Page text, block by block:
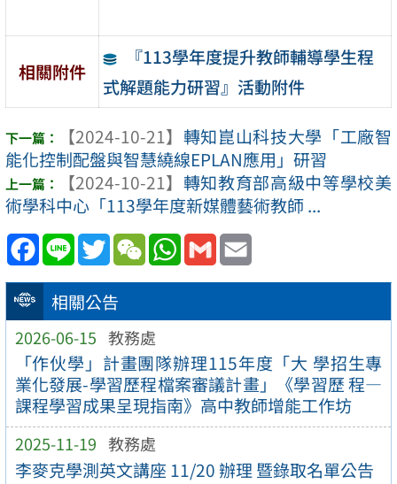
相關公告
2026-06-15 教務處
「作伙學」計畫團隊辦理115年度「大 學招生專
業化發展-學習歷程檔案審議計畫」《學習歷 程—
課程學習成果呈現指南》高中教師增能工作坊
2025-11-19 教務處
李麥克學測英文講座 11/20 辦理 暨錄取名單公告
相關附件
『113學年度提升教師輔導學生程
式解題能力研習』活動附件
【2024-10-21】 轉知崑山科技大學「工廠智
能化控制配盤與智慧繞線EPLAN應用」研習
【2024-10-21】 轉知教育部高級中等學校美
術學科中心「113學年度新媒體藝術教師 ...
Facebook
Line TwitterWeChatWhatsApp
Gmail